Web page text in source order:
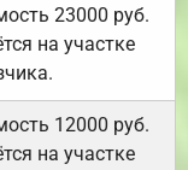
23000 руб.
на участке
12000 руб.
на участке